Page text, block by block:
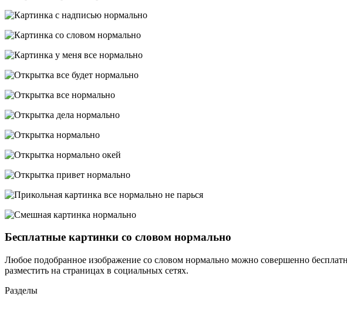
Бесплатные картинки со словом нормально
Любое подобранное изображение со словом нормально можно совершенно
разместить на страницах в социальных сетях.
Разделы